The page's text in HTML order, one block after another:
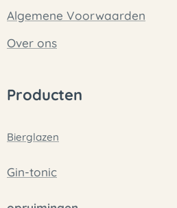
Algemene Voorwaarden
Over ons
Producten
Bierglazen
Gin-tonic